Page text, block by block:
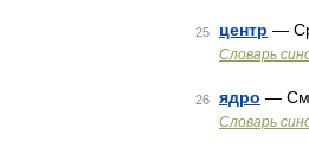
25 центр —
Словарь
26 ядро — См
Словарь